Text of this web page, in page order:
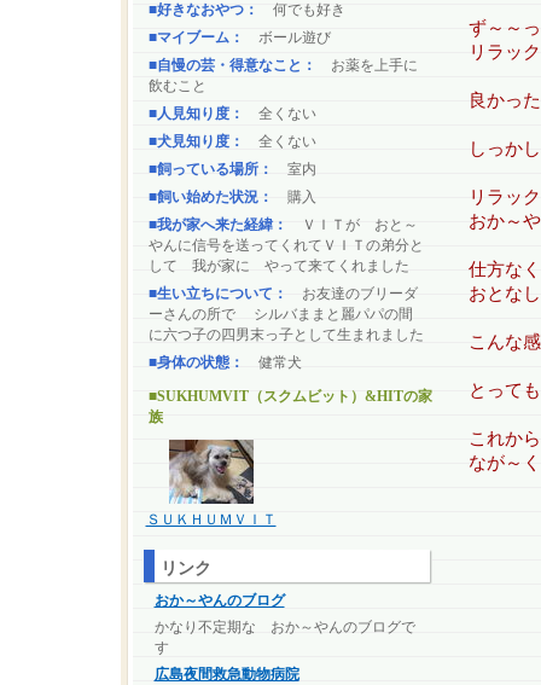
■好きなおやつ： 何でも好き
■マイブーム： ボール遊び
■自慢の芸・得意なこと：
お薬を上手に
飲むこと
■人見知り度： 全くない
■犬見知り度： 全くない
■飼っている場所： 室内
■飼い始めた状況： 購入
■我が家へ来た経緯：
ＶＩＴが おと～
やんに信号を送ってくれてＶＩＴの弟分と
して 我が家に やって来てくれました
■生い立ちについて：
お友達のブリーダ
ーさんの所で シルバままと麗パパの間
に六つ子の四男末っ子として生まれました
■身体の状態： 健常犬
■SUKHUMVIT（スクムビット）&HITの家
族
ＳＵＫＨＵＭＶＩＴ
リンク
おか～やんのブログ
かなり不定期な おか～やんのブログで
す
広島夜間救急動物病院
ず～～
リラッ
良かっ
しっかし
リラッ
おか～
仕方な
おとな
こんな
とって
これか
なが～